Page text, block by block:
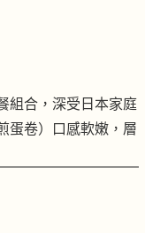
組合，深受日本家庭
蛋卷）口感軟嫩，層